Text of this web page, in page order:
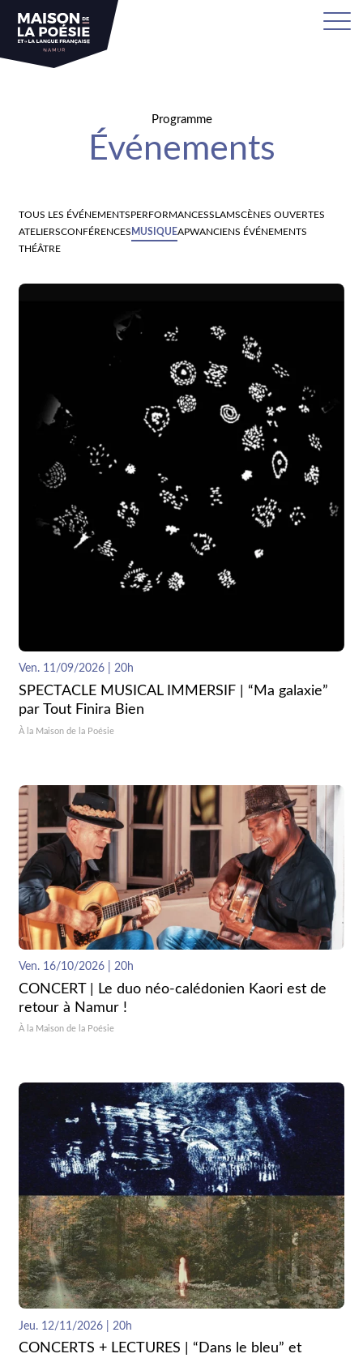
Programme
Événements
TOUS LES ÉVÉNEMENTS PERFORMANCESSLAMSCÈNES OUVERTES
ATELIERSCONFÉRENCES MUSIQUEAPWANCIENS ÉVÉNEMENTS
THÉÂTRE
Ven. 11/09/2026 | 20h
SPECTACLE MUSICAL IMMERSIF | “Ma galaxie”
par Tout Finira Bien
À la Maison de la Poésie
Ven. 16/10/2026 | 20h
CONCERT | Le duo néo-calédonien Kaori est de
retour à Namur !
À la Maison de la Poésie
Jeu. 12/11/2026 | 20h
CONCERTS + LECTURES | “Dans le bleu” et